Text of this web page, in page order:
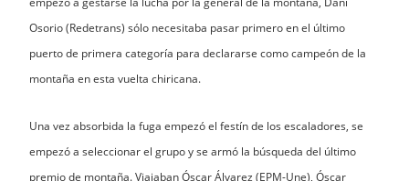
Osorio (Redetrans) sólo necesitaba pasar primero en el último
puerto de primera categoría para declararse como campeón de la
montaña en esta vuelta chiricana.
Una vez absorbida la fuga empezó el festín de los escaladores, se
empezó a seleccionar el grupo y se armó la búsqueda del último
premio de montaña. Viajaban Óscar Álvarez (EPM-Une), Óscar